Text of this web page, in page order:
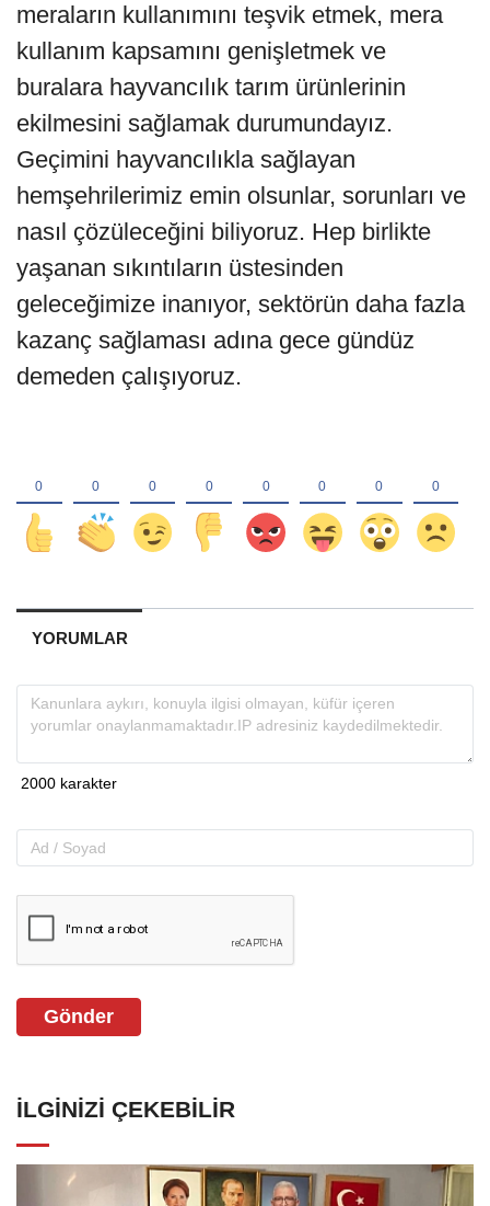
meraların kullanımını teşvik etmek, mera
kullanım kapsamını genişletmek ve
buralara hayvancılık tarım ürünlerinin
ekilmesini sağlamak durumundayız.
Geçimini hayvancılıkla sağlayan
hemşehrilerimiz emin olsunlar, sorunları ve
nasıl çözüleceğini biliyoruz. Hep birlikte
yaşanan sıkıntıların üstesinden
geleceğimize inanıyor, sektörün daha fazla
kazanç sağlaması adına gece gündüz
demeden çalışıyoruz.
YORUMLAR
Gönder
İLGINIZI ÇEKEBILIR